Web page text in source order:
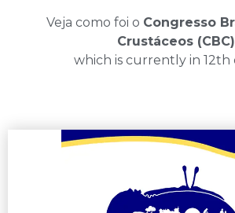
Veja como foi o Congresso
Crustáceos (CBC)
which is currently in 12th
XIII CBC